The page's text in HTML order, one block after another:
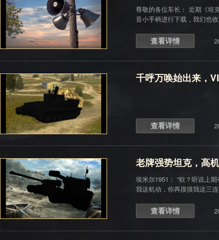
尊敬的各位车长： 近期《坦
音小手柄进行下载，我们也
请见下方指南。
查看详情
千呼万唤始出来，
查看详情
老牌强势坦克，高
埃米尔1951： “欸？听说上
我这机动，你再摸摸我这三连发主炮——铁“
查看详情